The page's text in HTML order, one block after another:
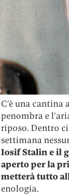
C’è una
penombra e
riposo. Dentro
settimana
Iosif Stalin e il
aperto per la
metterà tutto
enologia.